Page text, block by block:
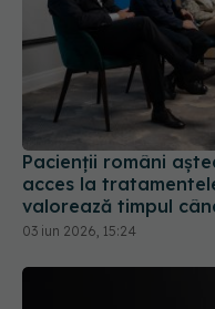
Pacienții români
acces la
valorează timpul
03 iun 2026, 15:24